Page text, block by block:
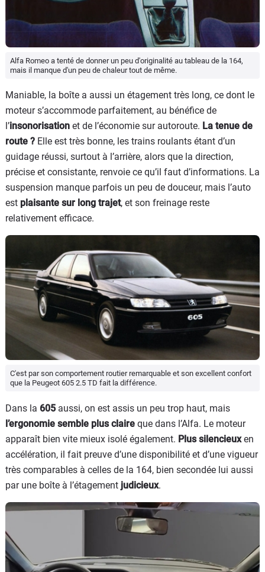
Alfa Romeo a tenté de donner un peu d'originalité au tableau de la 164,
mais il manque d'un peu de chaleur tout de même.
Maniable, la boîte a aussi un étagement très long, ce dont le
moteur s’accommode parfaitement, au bénéfice de
l’insonorisation et de l’économie sur autoroute. La tenue de
route ? Elle est très bonne, les trains roulants étant d’un
guidage réussi, surtout à l’arrière, alors que la direction,
précise et consistante, renvoie ce qu’il faut d’informations. La
suspension manque parfois un peu de douceur, mais l’auto
est plaisante sur long trajet, et son freinage reste
relativement efficace.
C'est par son comportement routier remarquable et son excellent confort
que la Peugeot 605 2.5 TD fait la différence.
Dans la 605 aussi, on est assis un peu trop haut, mais
l’ergonomie semble plus claire que dans l’Alfa. Le moteur
apparaît bien vite mieux isolé également. Plus silencieuxen
accélération, il fait preuve d’une disponibilité et d’une vigueur
très comparables à celles de la 164, bien secondée lui aussi
par une boîte à l’étagement judicieux.